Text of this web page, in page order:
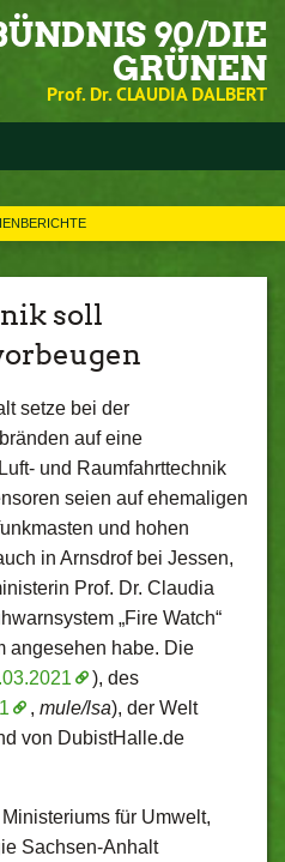
90/DIE
GRÜNEN
Prof. Dr. CLAUDIA DALBERT
soll
setze bei der
auf eine
und Raumfahrttechnik
seien auf ehemaligen
und hohen
in Arnsdrof bei Jessen,
Prof. Dr. Claudia
„Fire Watch“
angesehen habe. Die
), des
,mule/lsa), der Welt
von DubistHalle.de
für Umwelt,
Sachsen-Anhalt